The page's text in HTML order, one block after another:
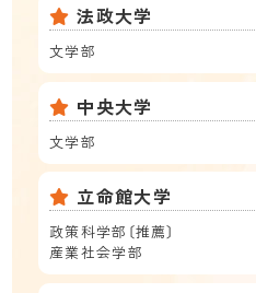
法政大学
文学部
中央大学
文学部
立命館大学
政策科学部〔推薦〕
産業社会学部